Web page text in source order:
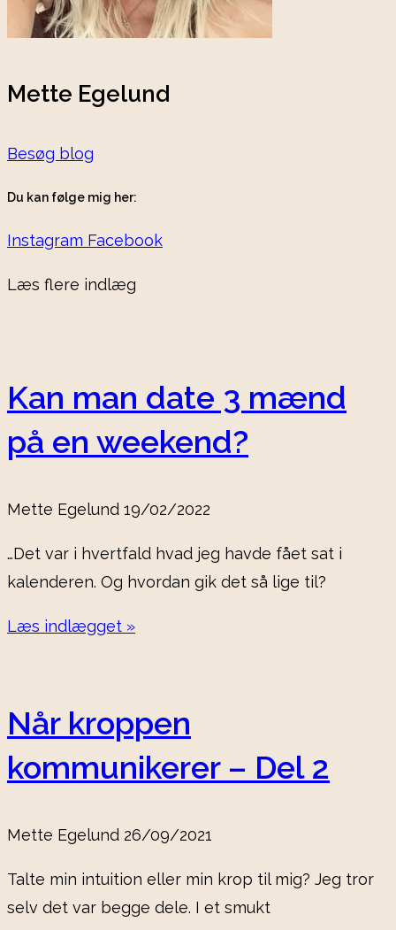
Mette Egelund
Besøg blog
Du kan følge mig her:
Instagram Facebook
Læs flere indlæg
Kan man date 3 mænd
på en weekend?
Mette Egelund 19/02/2022
…Det var i hvertfald hvad jeg havde fået sat i
kalenderen. Og hvordan gik det så lige til?
Læs indlægget »
Når kroppen
kommunikerer – Del 2
Mette Egelund 26/09/2021
Talte min intuition eller min krop til mig? Jeg tror
selv det var begge dele. I et smukt